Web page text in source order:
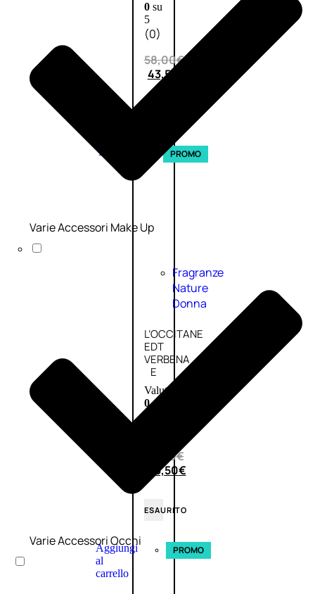
0su
5
(0)
58,00€
43,50
Esaurito PROMO
Fragranze
Nature
Donna
L’OCCITANE
EDT
VERBENA
E
Valutato
0su
58,00€
43,50€
ESAURITO
Aggiungi
al
carrello
PROMO
Varie Accessori Make Up
Varie Accessori Occhi